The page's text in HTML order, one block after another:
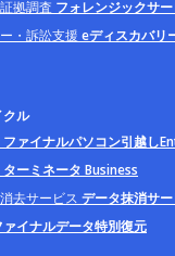
拠調査 フォレンジックサ
・訴訟支援 eディスカバリ
クル
ファイナルパソコン引越し
ターミネータ Business
去サービス データ抹消サ
ァイナルデータ特別復元